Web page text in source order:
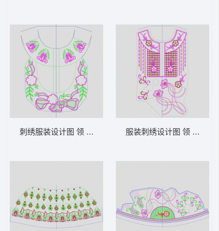
刺绣服装设计图 领 衣边下摆 中东阿拉伯 泰服装刺绣设计图 领 衣边下